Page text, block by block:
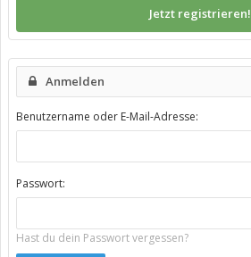
Jetzt registrieren!
Anmelden
Benutzername oder E-Mail-Adresse:
Passwort:
Hast du dein Passwort vergessen?